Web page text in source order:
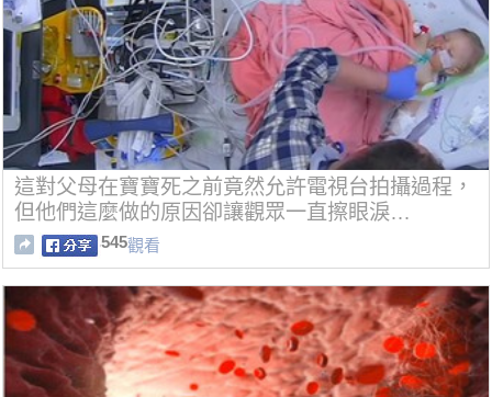
這對父母在寶寶死之前竟然允許電視台拍攝過程，
但他們這麼做的原因卻讓觀眾一直擦眼淚…
545觀看